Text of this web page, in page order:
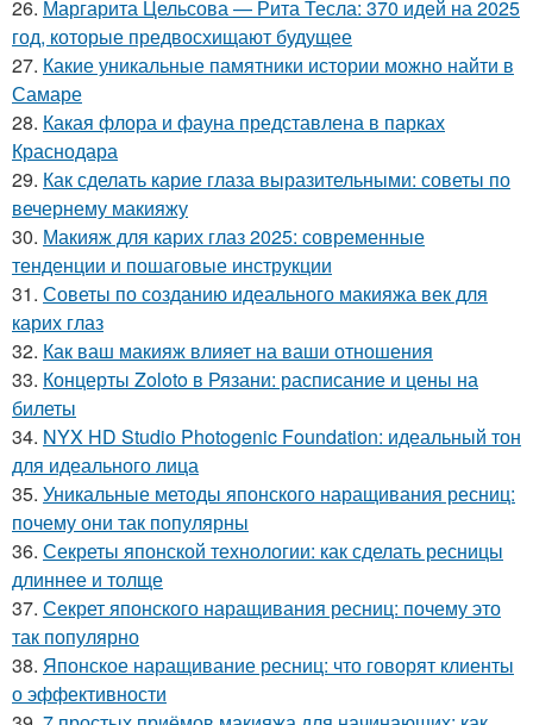
26. Маргарита Цельсова — Рита Тесла: 370 идей на 2025
год, которые предвосхищают будущее
27. Какие уникальные памятники истории можно найти в
Самаре
28. Какая флора и фауна представлена в парках
Краснодара
29. Как сделать карие глаза выразительными: советы по
вечернему макияжу
30. Макияж для карих глаз 2025: современные
тенденции и пошаговые инструкции
31. Советы по созданию идеального макияжа век для
карих глаз
32. Как ваш макияж влияет на ваши отношения
33. Концерты Zoloto в Рязани: расписание и цены на
билеты
34. NYX HD Studio Photogenic Foundation: идеальный тон
для идеального лица
35. Уникальные методы японского наращивания ресниц:
почему они так популярны
36. Секреты японской технологии: как сделать ресницы
длиннее и толще
37. Секрет японского наращивания ресниц: почему это
так популярно
38. Японское наращивание ресниц: что говорят клиенты
о эффективности